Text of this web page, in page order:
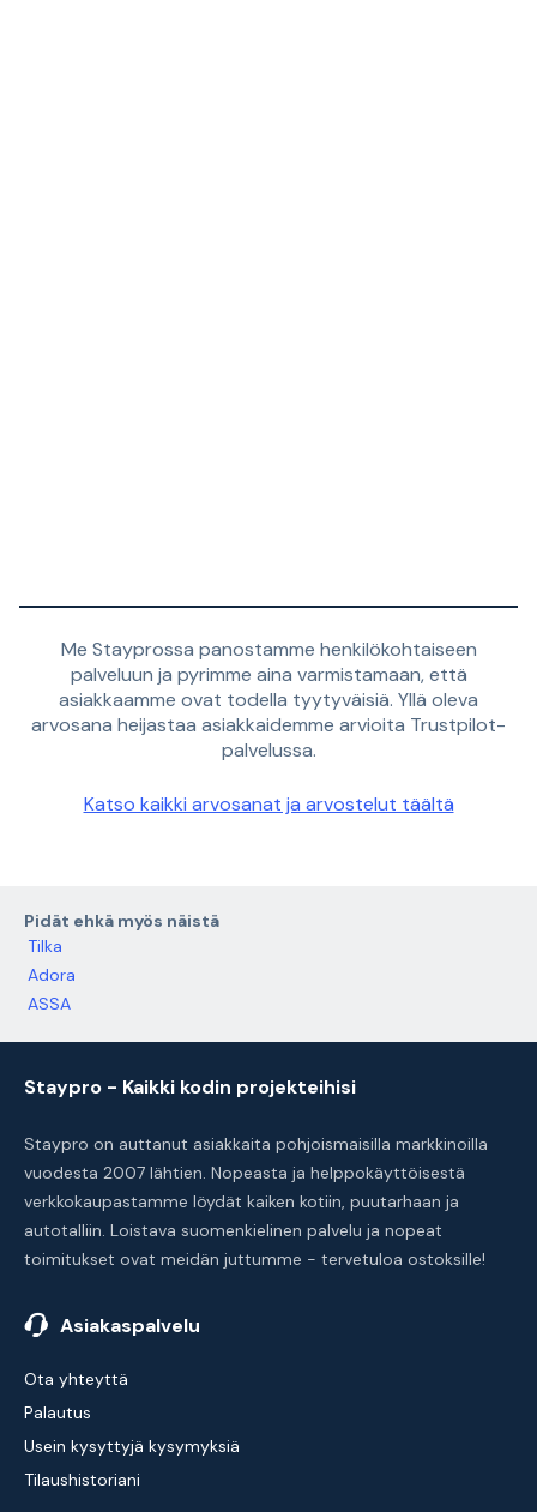
Me Stayprossa panostamme henkilökohtaiseen
palveluun ja pyrimme aina varmistamaan, että
asiakkaamme ovat todella tyytyväisiä. Yllä oleva
arvosana heijastaa asiakkaidemme arvioita Trustpilot-
palvelussa.
Katso kaikki arvosanat ja arvostelut täältä
Pidät ehkä myös näistä
Tilka
Adora
ASSA
Staypro - Kaikki kodin projekteihisi
Staypro on auttanut asiakkaita pohjoismaisilla markkinoilla
vuodesta 2007 lähtien. Nopeasta ja helppokäyttöisestä
verkkokaupastamme löydät kaiken kotiin, puutarhaan ja
autotalliin. Loistava suomenkielinen palvelu ja nopeat
toimitukset ovat meidän juttumme - tervetuloa ostoksille!
Asiakaspalvelu
Ota yhteyttä
Palautus
Usein kysyttyjä kysymyksiä
Tilaushistoriani